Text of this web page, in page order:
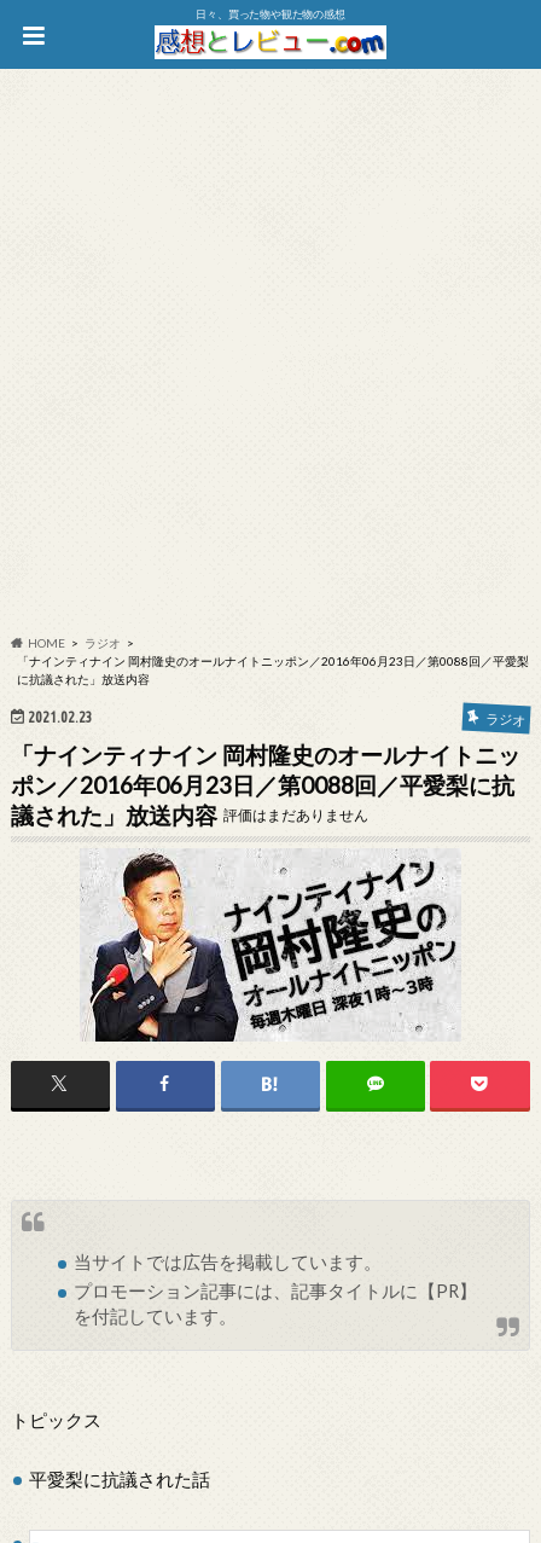
日々、買った物や観た物の感想
HOME
ラジオ
「ナインティナイン 岡村隆史のオールナイトニッポン／2016年06月23日／第0088回／平愛梨
に抗議された」放送内容
2021.02.23 ラジオ
「ナインティナイン 岡村隆史のオールナイトニッ
ポン／2016年06月23日／第0088回／平愛梨に抗
議された」放送内容 評価はまだありません
当サイトでは広告を掲載しています。
プロモーション記事には、記事タイトルに【PR】
を付記しています。
トピックス
平愛梨に抗議された話